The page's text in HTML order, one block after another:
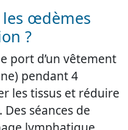
œdèmes
?
port d’un vêtement
pendant 4
les tissus et réduire
séances de